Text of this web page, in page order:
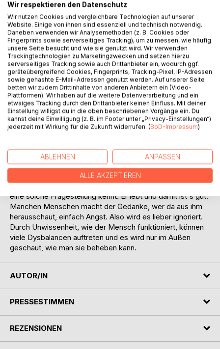
Auf die Merkliste
Titel bewerten
BESCHREIBUNG
Als Kind beschäftigte mich die Frage, wieso ich,
anfangen, bat mich damit aufzuhören und brach mitunter in
Tränen aus, wenn ich immer wieder diese Frage von ihr
beantwortet haben wollte.
Ich musste die Erfahrung machen, dass nicht jeder Mensch
eine solche Fragestellung kennt. Er lebt und damit ist´s gut.
Manchen Menschen macht der Gedanke, wer da aus ihm
herausschaut, einfach Angst. Also wird es lieber ignoriert.
Durch Unwissenheit, wie der Mensch funktioniert, können
viele Dysbalancen auftreten und es wird nur im Außen
geschaut, wie man sie beheben kann.
AUTOR/IN
PRESSESTIMMEN
REZENSIONEN
Wir respektieren den Datenschutz
Wir nutzen Cookies und vergleichbare Technologien auf unserer
Website. Einige von ihnen sind essenziell und technisch notwendig.
Daneben verwenden wir Analysemethoden (z. B. Cookies oder
Fingerprints sowie serverseitiges Tracking), um zu messen, wie häufig
unsere Seite besucht und wie sie genutzt wird. Wir verwenden
Trackingtechnologien zu Marketingzwecken und setzen hierzu
serverseitiges Tracking sowie auch Drittanbieter ein, wodurch ggf.
geräteübergreifend Cookies, Fingerprints, Tracking-Pixel, IP-Adressen
sowie gehashte E-Mail-Adressen genutzt werden. Auf unserer Seite
betten wir zudem Drittinhalte von anderen Anbietern ein (Video-
Plattformen). Wir haben auf die weitere Datenverarbeitung und ein
etwaiges Tracking durch den Drittanbieter keinen Einfluss. Mit deiner
Einstellung willigst du in die oben beschriebenen Vorgänge ein. Du
kannst deine Einwilligung (z. B. im Footer unter „Privacy-Einstellungen“)
jederzeit mit Wirkung für die Zukunft widerrufen. (BoD-Impressum)
ABLEHNEN ANPASSEN
ALLE AKZEPTIEREN